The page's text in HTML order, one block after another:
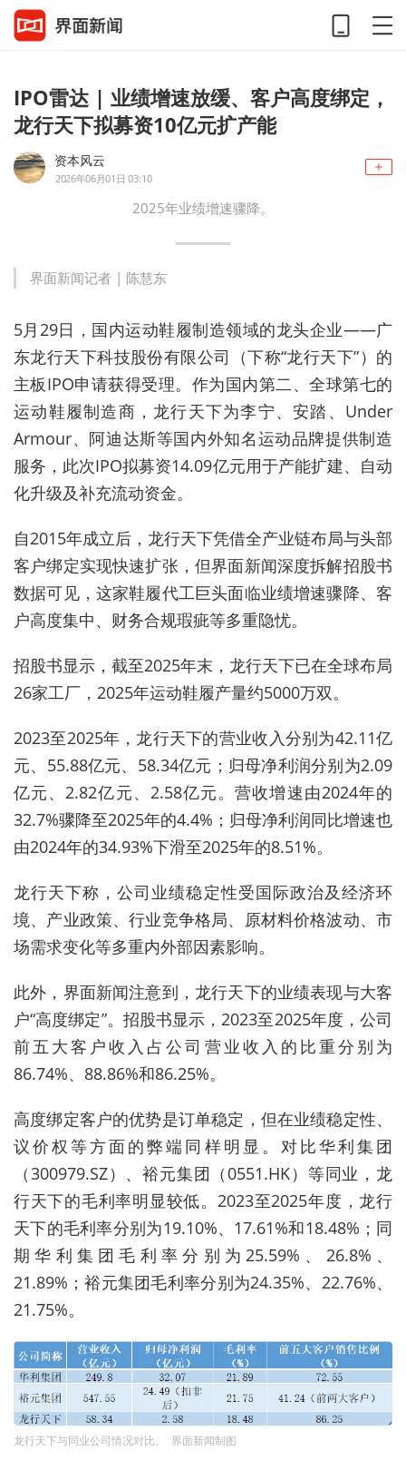
IPO雷达 | 业绩增速放缓、客户高度绑定，
龙行天下拟募资10亿元扩产能
资本风云
2026年06月01日 03:10
2025年业绩增速骤降。
界面新闻记者 | 陈慧东
5月29日，国内运动鞋履制造领域的龙头企业——广
东龙行天下科技股份有限公司（下称“龙行天下”）的
主板IPO申请获得受理。作为国内第二、全球第七的
运动鞋履制造商，龙行天下为李宁、安踏、Under
Armour、阿迪达斯等国内外知名运动品牌提供制造
服务，此次IPO拟募资14.09亿元用于产能扩建、自动
化升级及补充流动资金。
自2015年成立后，龙行天下凭借全产业链布局与头部
客户绑定实现快速扩张，但界面新闻深度拆解招股书
数据可见，这家鞋履代工巨头面临业绩增速骤降、客
户高度集中、财务合规瑕疵等多重隐忧。
招股书显示，截至2025年末，龙行天下已在全球布局
26家工厂，2025年运动鞋履产量约5000万双。
2023至2025年，龙行天下的营业收入分别为42.11亿
元、55.88亿元、58.34亿元；归母净利润分别为2.09
亿元、2.82亿元、2.58亿元。营收增速由2024年的
32.7%骤降至2025年的4.4%；归母净利润同比增速也
由2024年的34.93%下滑至2025年的8.51%。
龙行天下称，公司业绩稳定性受国际政治及经济环
境、产业政策、行业竞争格局、原材料价格波动、市
场需求变化等多重内外部因素影响。
此外，界面新闻注意到，龙行天下的业绩表现与大客
户“高度绑定”。招股书显示，2023至2025年度，公司
前五大客户收入占公司营业收入的比重分别为
86.74%、88.86%和86.25%。
高度绑定客户的优势是订单稳定，但在业绩稳定性、
议价权等方面的弊端同样明显。对比华利集团
（300979.SZ）、裕元集团（0551.HK）等同业，龙
行天下的毛利率明显较低。2023至2025年度，龙行
天下的毛利率分别为19.10%、17.61%和18.48%；同
期华利集团毛利率分别为25.59%、26.8%、
21.89%；裕元集团毛利率分别为24.35%、22.76%、
21.75%。
龙行天下与同业公司情况对比。 界面新闻制图